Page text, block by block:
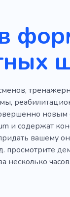
Подъем
Инструмент
новым
и содержат
вашему
просмотрите
несколько